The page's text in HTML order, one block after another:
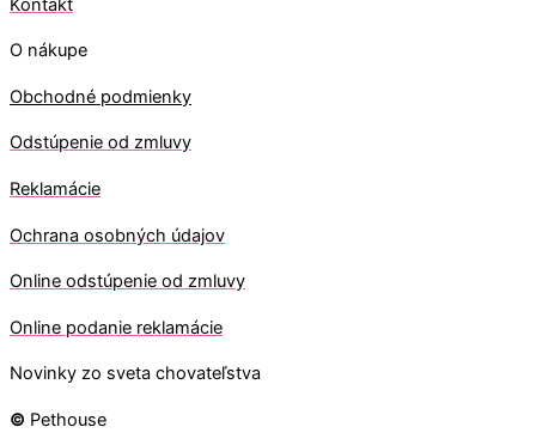
Kontakt
O nákupe
Obchodné podmienky
Odstúpenie od zmluvy
Reklamácie
Ochrana osobných údajov
Online odstúpenie od zmluvy
Online podanie reklamácie
Novinky zo sveta chovateľstva
© Pethouse